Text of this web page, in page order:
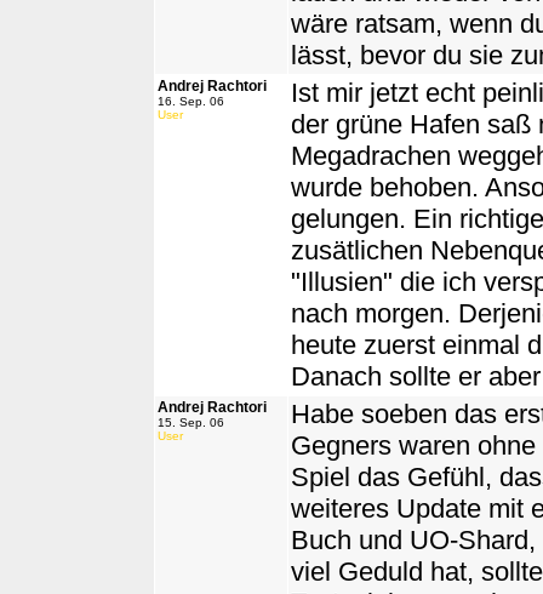
wäre ratsam, wenn
lässt, bevor du sie
Andrej Rachtori
16. Sep. 06
User
Ist mir jetzt echt
der grüne Hafen saß
Megadrachen
wurde behoben.
gelungen. Ein
zusätlichen
"Illusien" die ich
nach morgen.
heute zuerst einmal
Danach sollte er
Andrej Rachtori
15. Sep. 06
User
Habe soeben das
Gegners waren
Spiel das Gefühl,
weiteres Update mit
Buch und UO-
viel Geduld hat,